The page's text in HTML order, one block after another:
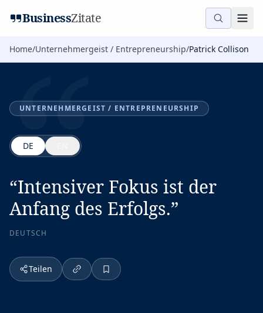
BusinessZitate
Home/Unternehmergeist / Entrepreneurship/Patrick Collison
“
UNTERNEHMERGEIST / ENTREPRENEURSHIP
DE
“Intensiver Fokus ist der
Anfang des Erfolgs.”
DEUTSCH
Teilen